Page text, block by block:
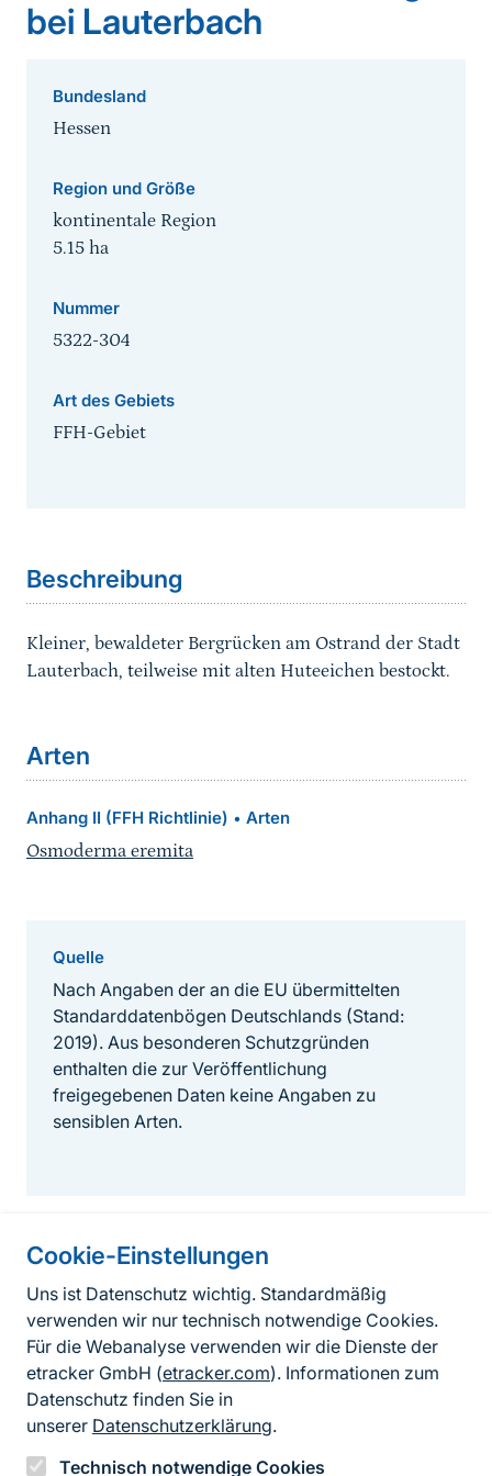
Cookie-Einstellungen
Uns ist Datenschutz wichtig. Standardmäßig
verwenden wir nur technisch notwendige Cookies.
Für die Webanalyse verwenden wir die Dienste der
etracker GmbH (etracker.com). Informationen zum
Datenschutz finden Sie in
unserer Datenschutzerklärung.
Technisch notwendige Cookies
bei Lauterbach
Bundesland
Hessen
Region und Größe
kontinentale Region
5.15 ha
Nummer
5322-304
Art des Gebiets
FFH-Gebiet
Beschreibung
Kleiner, bewaldeter Bergrücken am Ostrand der Stadt
Lauterbach, teilweise mit alten Huteeichen bestockt.
Arten
Anhang II (FFH Richtlinie) • Arten
Osmoderma eremita
Quelle
Nach Angaben der an die EU übermittelten
Standarddatenbögen Deutschlands (Stand:
2019). Aus besonderen Schutzgründen
enthalten die zur Veröffentlichung
freigegebenen Daten keine Angaben zu
sensiblen Arten.
Informationen zur Seite
FußzeileKontakt zum BfN
Kontaktformular
Erklärung zur Barrierefreiheit
Impressum